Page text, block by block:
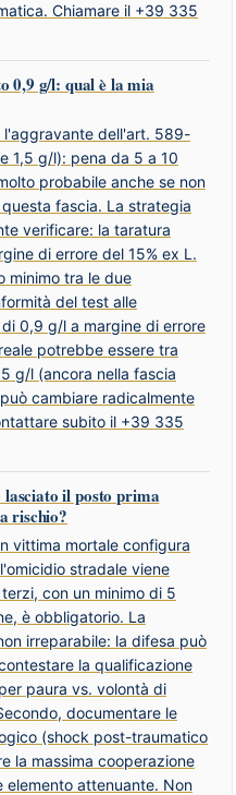
Chiamare il +39 335
0,9 g/l: qual è la mia
l'aggravante dell'art. 589-
1,5 g/l): pena da 5 a 10
probabile anche se non
fascia. La strategia
verificare: la taratura
di errore del 15% ex L.
minimo tra le due
del test alle
0,9 g/l a margine di errore
potrebbe essere tra
g/l (ancora nella fascia
cambiare radicalmente
subito il +39 335
il posto prima
rischio?
vittima mortale configura
stradale viene
con un minimo di 5
è obbligatorio. La
irreparabile: la difesa può
la qualificazione
paura vs. volontà di
documentare le
(shock post-traumatico
la massima cooperazione
elemento attenuante. Non